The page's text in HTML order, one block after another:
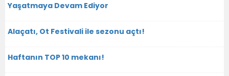
Yaşatmaya Devam Ediyor
Alaçatı, Ot Festivali ile sezonu açtı!
Haftanın TOP 10 mekanı!